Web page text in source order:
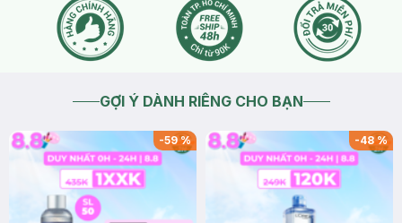
GỢI Ý DÀNH RIÊNG CHO BẠN
-59% -48%